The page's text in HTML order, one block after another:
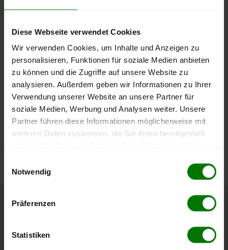
Diese Webseite verwendet Cookies
Wir verwenden Cookies, um Inhalte und Anzeigen zu
personalisieren, Funktionen für soziale Medien anbieten
zu können und die Zugriffe auf unsere Website zu
analysieren. Außerdem geben wir Informationen zu Ihrer
Verwendung unserer Website an unsere Partner für
soziale Medien, Werbung und Analysen weiter. Unsere
Partner führen diese Informationen möglicherweise mit
weiteren Daten zusammen, die Sie ihnen bereitgestellt
Notwendig
Präferenzen
Statistiken
lose Ware Sackware
2025
Januar
2026
2026
250 €
300 €
350 €
Die aktuelle Preisentwicklung für Holzpellets in Deutschland
Höchst- und Tiefststände der